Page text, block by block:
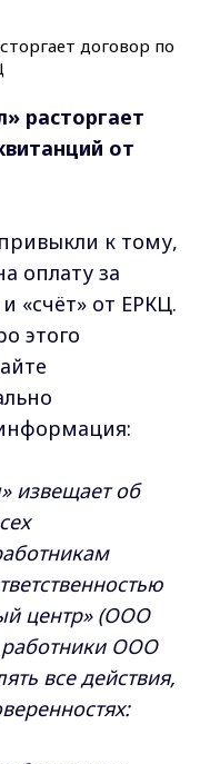
расторгает
от
к тому,
оплату за
«счёт» от ЕРКЦ.
этого
извещает об
центр» (ООО
работники ООО
все действия,